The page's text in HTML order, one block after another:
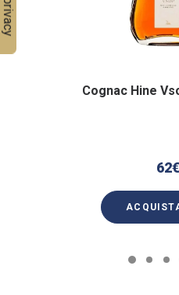
Cognac Hine
62€